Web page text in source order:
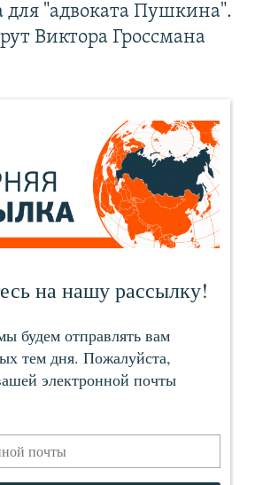
для "адвоката Пушкина".
Виктора Гроссмана